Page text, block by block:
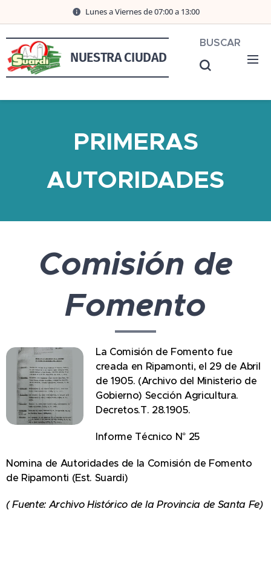
Lunes a Viernes de 07:00 a 13:00
NUESTRA CIUDAD
BUSCAR
PRIMERAS
AUTORIDADES
Comisión de
Fomento
La Comisión de Fomento fue
creada en Ripamonti, el 29 de Abril
de 1905. (Archivo del Ministerio de
Gobierno) Sección Agricultura.
Decretos.T. 28.1905.
Informe Técnico N° 25
Nomina de Autoridades de la Comisión de Fomento
de Ripamonti (Est. Suardi)
( Fuente: Archivo Histórico de la Provincia de Santa Fe)